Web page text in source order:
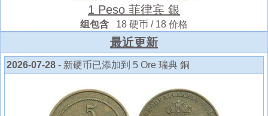
1 Peso 菲律宾 銀
组包含 18 硬币 / 18 价格
最近更新
2026-07-28 - 新硬币已添加到 5 Ore 瑞典 銅